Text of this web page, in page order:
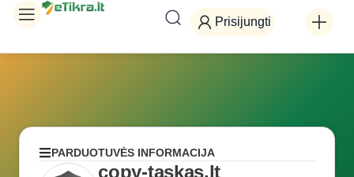
Prisijungti
PARDUOTUVĖS INFORMACIJA
copy-taskas.lt